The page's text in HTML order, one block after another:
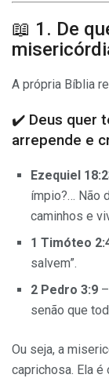
📖 1. De
A própria Bíblia
✔️ Deus quer
arrepende e
Ezequiel
ímpio?… Não
caminhos e
1 Timóteo
salvem”.
2 Pedro 3:9
senão que
Ou seja, a
caprichosa. Ela